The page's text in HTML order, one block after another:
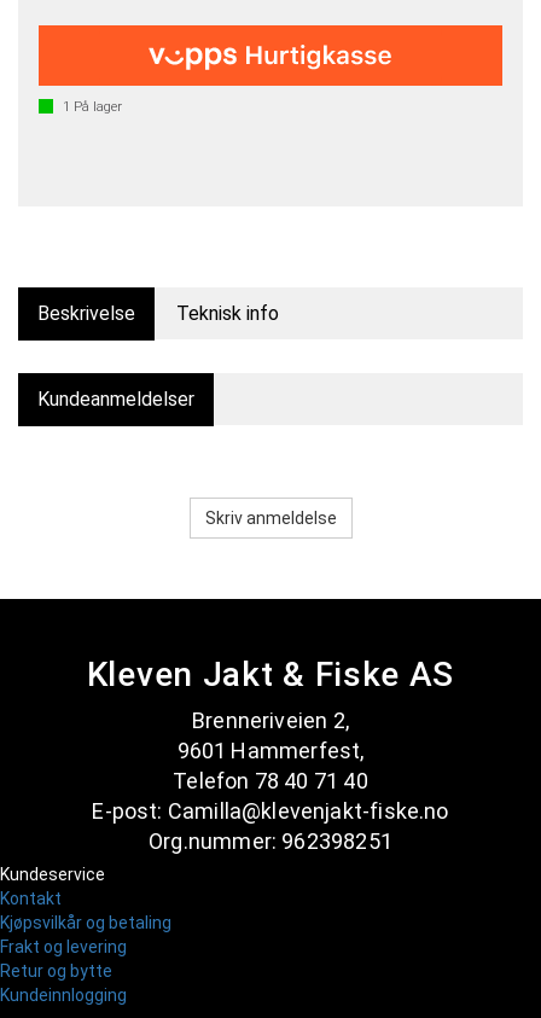
1 På lager
Beskrivelse Teknisk info
Kundeanmeldelser
Skriv anmeldelse
Kleven Jakt & Fiske AS
Brenneriveien 2,
9601 Hammerfest,
Telefon 78 40 71 40
E-post: Camilla@klevenjakt-fiske.no
Org.nummer: 962398251
Kundeservice
Kontakt
Kjøpsvilkår og betaling
Frakt og levering
Retur og bytte
Kundeinnlogging